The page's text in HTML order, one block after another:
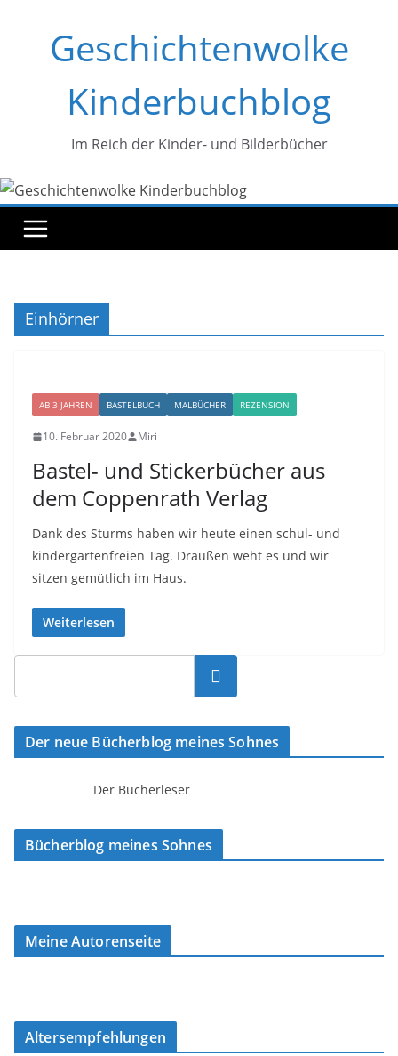
springenGeschichtenwolke
Kinderbuchblog
Im Reich der Kinder- und Bilderbücher
Einhörner
AB 3 JAHREN BASTELBUCH MALBÜCHER REZENSION
10. Februar 2020 Miri
Bastel- und Stickerbücher aus
dem Coppenrath Verlag
Dank des Sturms haben wir heute einen schul- und
kindergartenfreien Tag. Draußen weht es und wir
sitzen gemütlich im Haus.
Weiterlesen
Suchen
Der neue Bücherblog meines Sohnes
Der Bücherleser
Bücherblog meines Sohnes
Meine Autorenseite
Altersempfehlungen